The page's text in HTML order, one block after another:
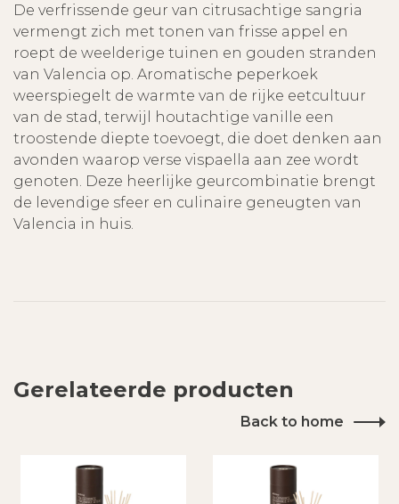
De verfrissende geur van citrusachtige sangria
vermengt zich met tonen van frisse appel en
roept de weelderige tuinen en gouden stranden
van Valencia op. Aromatische peperkoek
weerspiegelt de warmte van de rijke eetcultuur
van de stad, terwijl houtachtige vanille een
troostende diepte toevoegt, die doet denken aan
avonden waarop verse vispaella aan zee wordt
genoten. Deze heerlijke geurcombinatie brengt
de levendige sfeer en culinaire geneugten van
Valencia in huis.
Gerelateerde producten
Back to home